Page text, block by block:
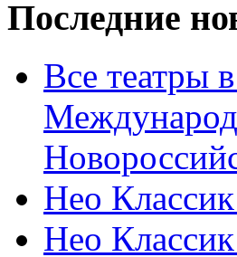
Последние
Все театры
Нео
Нео